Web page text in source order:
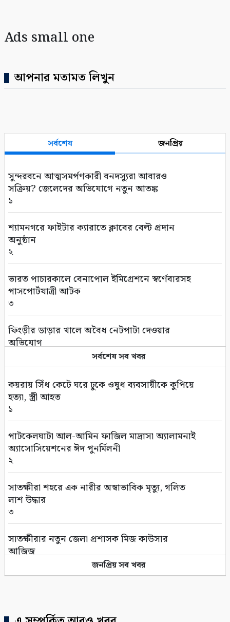
Ads small one
আপনার মতামত লিখুন
সর্বশেষ জনপ্রিয়
সুন্দরবনে আত্মসমর্পণকারী বনদস্যুরা আবারও
সক্রিয়? জেলেদের অভিযোগে নতুন আতঙ্ক
১
শ্যামনগরে ফাইটার ক্যারাতে ক্লাবের বেল্ট প্রদান
অনুষ্ঠান
২
ভারত পাচারকালে বেনাপোল ইমিগ্রেশনে স্বর্ণেবারসহ
পাসপোর্টযাত্রী আটক
৩
ফিংড়ীর ডাড়ার খালে অবৈধ নেটপাটা দেওয়ার
অভিযোগ
তালায় বিল থেকে যুবকের মৃতদেহ উদ্ধার
৫
গণঅভ্যুত্থানের দ্বিতীয় বর্ষপূর্তি উপলক্ষে সাতক্ষীরায়
বিএনপির র‌্যালি ও আলোচনা সভা
৬
সাতক্ষীরায় ছাত্রশিবিরের ম্যারাথন র‌্যালি
৭
সাতক্ষীরায় জুলাই গণঅভ্যুত্থানের শহীদ পরিবার ও
আহতদের মাঝে সম্মানি প্রদান
৮
নদী থেকে অবৈধ ভাবে বালু উত্তোলনের দায়ে ৫০
হাজার টাকা জরিমানা
সাতক্ষীরায় জুলাই গণঅভ্যুত্থানের দ্বিতীয় বার্ষিকী
সর্বশেষ সব খবর
কয়রায় সিঁধ কেটে ঘরে ঢুকে ওষুধ ব্যবসায়ীকে কুপিয়ে
হত্যা, স্ত্রী আহত
১
পাটকেলঘাটা আল-আমিন ফাজিল মাদ্রাসা অ্যালামনাই
অ্যাসোসিয়েশনের ঈদ পুনর্মিলনী
২
সাতক্ষীরা শহরে এক নারীর অস্বাভাবিক মৃত্যু, গলিত
লাশ উদ্ধার
৩
সাতক্ষীরার নতুন জেলা প্রশাসক মিজ কাউসার
আজিজ
৫
জনপ্রিয় সব খবর